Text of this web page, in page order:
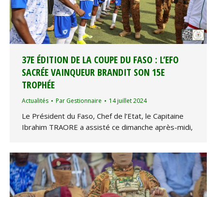
37E ÉDITION DE LA COUPE DU FASO : L’EFO
SACRÉE VAINQUEUR BRANDIT SON 15E
TROPHÉE
Actualités Par Gestionnaire 14 juillet 2024
Le Président du Faso, Chef de l’Etat, le Capitaine
Ibrahim TRAORE a assisté ce dimanche après-midi,